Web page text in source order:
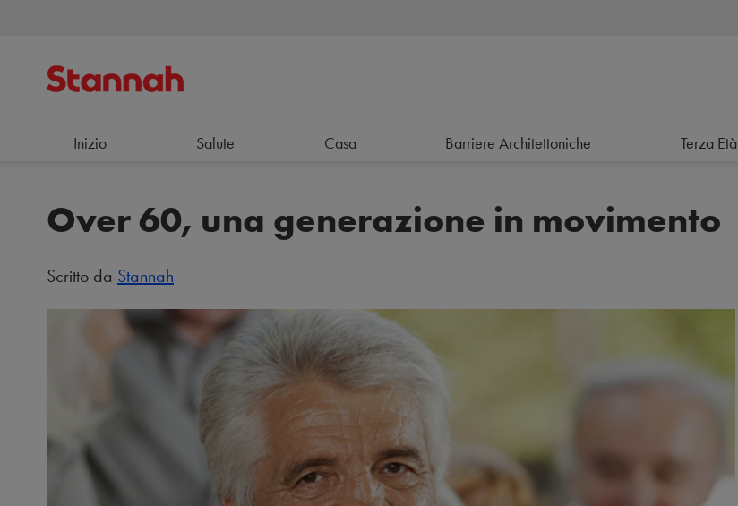
Inizio Salute Casa Barriere Architettoniche Terza Età
Over 60, una generazione in movimento
Scritto da Stannah